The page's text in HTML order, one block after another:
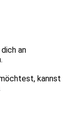
an
kannst